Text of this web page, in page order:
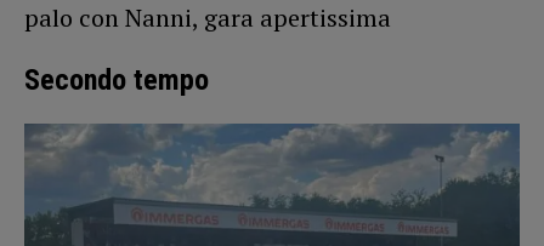
palo con Nanni, gara apertissima
Secondo tempo